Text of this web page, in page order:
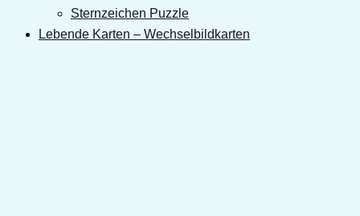
Sternzeichen Puzzle
Lebende Karten – Wechselbildkarten